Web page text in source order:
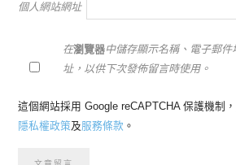
個人網站網址
在瀏覽器中儲存顯示名稱、電子郵件
址，以供下次發佈留言時使用。
這個網站採用 Google reCAPTCHA 保護機制
隱私權政策及服務條款 。